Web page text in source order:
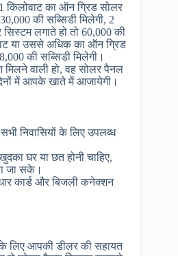
का ऑन ग्रिड सोलर
की सब्सिडी मिलेगी, 2
लगाते हो तो 60,000 की
या उससे अधिक का ऑन ग्रिड
की सब्सिडी मिलेगी।
मिलने वाली हो, वह सोलर पैनल
में आपके खाते में आजायेगी।
निवासियों के लिए उपलब्ध
घर या छत होनी चाहिए,
जा सके।
कार्ड और बिजली कनेक्शन
लिए आपकी डीलर की सहायत